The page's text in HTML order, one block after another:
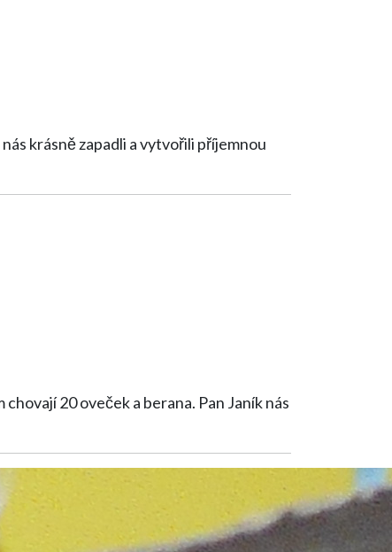
krásně zapadli a vytvořili příjemnou
20 oveček a berana. Pan Janík nás